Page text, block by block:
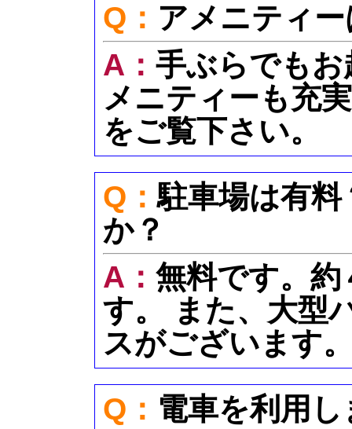
Q： アメニティ
A： 手ぶらでも
メニティーも充
をご覧下さい。
Q：駐車場は有
か？
A： 無料です。
す。 また、大型
スがございます
Q： 電車を利用